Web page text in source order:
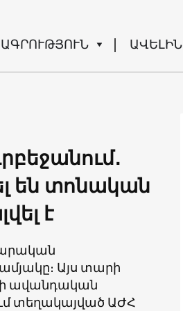
ԱՎԵԼԻՆ
են տոնական
է
Այս տարի
ի ավանդական
տեղակայված ԱԺՀ